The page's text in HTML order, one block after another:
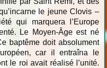
le jeune Clovis –
qui marquera l’Europe
Le Moyen-Âge est né
baptême doit absolument
car il entraîna le
le roi avait réalisé l’unité.